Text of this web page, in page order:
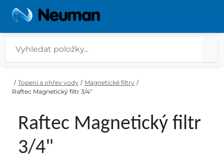
/ Topení a ohřev vody / Magnetické filtry /
Raftec Magnetický filtr 3/4"
Raftec Magnetický filtr
3/4"